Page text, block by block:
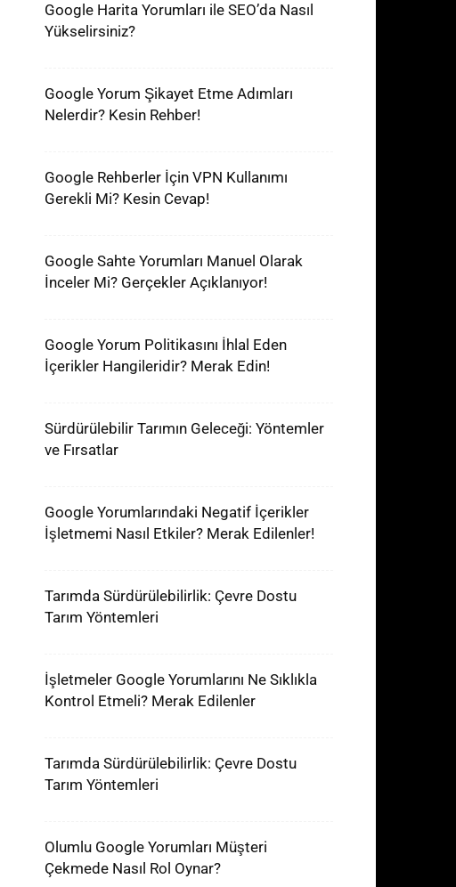
Google Harita Yorumları ile SEO’da Nasıl
Yükselirsiniz?
Google Yorum Şikayet Etme Adımları
Nelerdir? Kesin Rehber!
Google Rehberler İçin VPN Kullanımı
Gerekli Mi? Kesin Cevap!
Google Sahte Yorumları Manuel Olarak
İnceler Mi? Gerçekler Açıklanıyor!
Google Yorum Politikasını İhlal Eden
İçerikler Hangileridir? Merak Edin!
Sürdürülebilir Tarımın Geleceği: Yöntemler
ve Fırsatlar
Google Yorumlarındaki Negatif İçerikler
İşletmemi Nasıl Etkiler? Merak Edilenler!
Tarımda Sürdürülebilirlik: Çevre Dostu
Tarım Yöntemleri
İşletmeler Google Yorumlarını Ne Sıklıkla
Kontrol Etmeli? Merak Edilenler
Tarımda Sürdürülebilirlik: Çevre Dostu
Tarım Yöntemleri
Olumlu Google Yorumları Müşteri
Çekmede Nasıl Rol Oynar?